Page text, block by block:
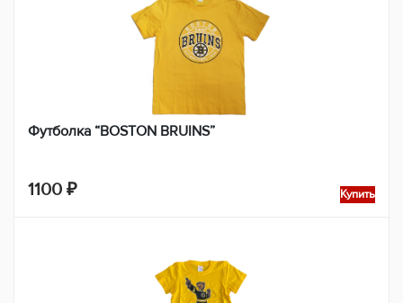
Футболка “BOSTON BRUINS”
1100 ₽ Купить